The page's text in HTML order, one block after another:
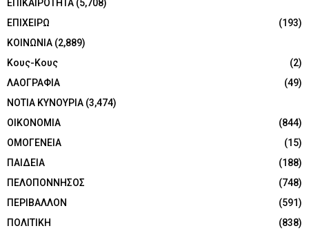
ΕΠΙΚΑΙΡΟΤΗΤΑ (5,708)
ΕΠΙΧΕΙΡΩ
(193)
ΚΟΙΝΩΝΙΑ (2,889)
Κους-Κους
(2)
ΛΑΟΓΡΑΦΙΑ
(49)
ΝΟΤΙΑ ΚΥΝΟΥΡΙΑ (3,474)
ΟΙΚΟΝΟΜΙΑ
(844)
ΟΜΟΓΕΝΕΙΑ
(15)
ΠΑΙΔΕΙΑ
(188)
ΠΕΛΟΠΟΝΝΗΣΟΣ
(748)
ΠΕΡΙΒΑΛΛΟΝ
(591)
ΠΟΛΙΤΙΚΗ
(838)